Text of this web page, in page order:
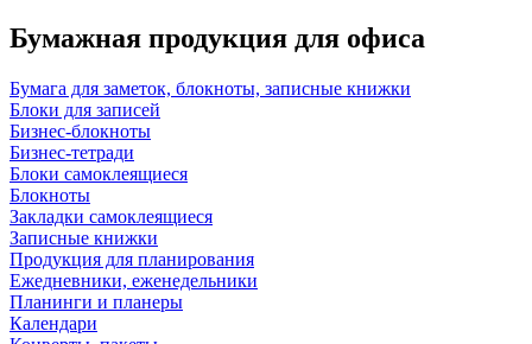
Бумажная продукция для офиса
Бумага для заметок, блокноты, записные книжки
Блоки для записей
Бизнес-блокноты
Бизнес-тетради
Блоки самоклеящиеся
Блокноты
Закладки самоклеящиеся
Записные книжки
Продукция для планирования
Ежедневники, еженедельники
Планинги и планеры
Календари